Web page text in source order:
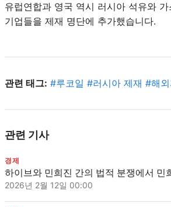
유럽연합과 영국 역시 러시아 석유와
기업들을 제재 명단에 추가했습니다.
관련 태그: #루코일 #러시아 제재 #해
관련 기사
경제
하이브와 민희진 간의 법적 분쟁에서 민
2026년 2월 12일 00:00